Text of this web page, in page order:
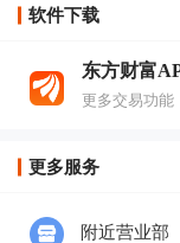
软件下载
东方财富
更多交易功能
更多服务
附近营业部